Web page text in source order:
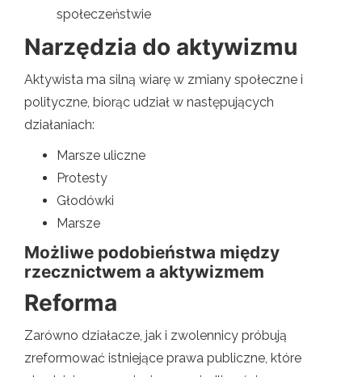
społeczeństwie
Narzędzia do aktywizmu
Aktywista ma silną wiarę w zmiany społeczne i
polityczne, biorąc udział w następujących
działaniach:
Marsze uliczne
Protesty
Głodówki
Marsze
Możliwe podobieństwa między
rzecznictwem a aktywizmem
Reforma
Zarówno działacze, jak i zwolennicy próbują
zreformować istniejące prawa publiczne, które